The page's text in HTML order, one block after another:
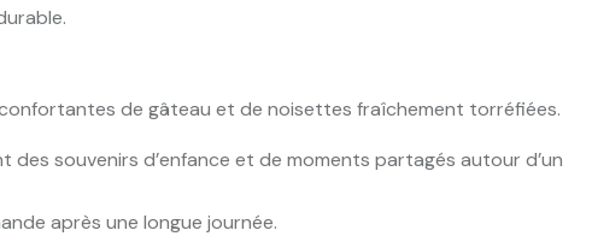
de gâteau et de noisettes fraîchement torréfiées.
souvenirs d’enfance et de moments partagés autour d’un
après une longue journée.